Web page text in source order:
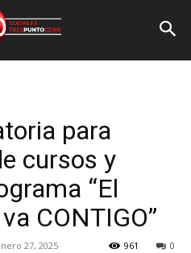
para
cursos y
“El
CONTIGO”
27, 2025 0
961